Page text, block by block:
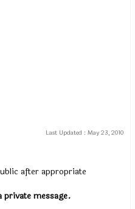
Last Updated : May 23, 2010
after appropriate
private message.